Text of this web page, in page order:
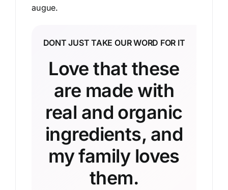
augue.
DONT JUST TAKE OUR WORD FOR IT
Love that these
are made with
real and organic
ingredients, and
my family loves
them.